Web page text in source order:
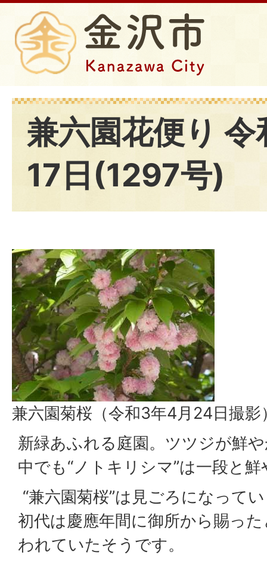
兼六園花便り
17日(1297号)
兼六園菊桜（令和3年4月24日撮影
新緑あふれる庭園。ツツジが鮮
中でも“ノトキリシマ”は一段と
“兼六園菊桜”は見ごろになって
初代は慶應年間に御所から賜っ
われていたそうです。